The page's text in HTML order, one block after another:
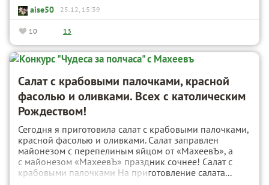
aise50 25.12, 15:39
10 13
Салат с крабовыми палочками, красной
фасолью и оливками. Всех с католическим
Рождеством!
Сегодня я приготовила салат с крабовыми палочками,
красной фасолью и оливками. Салат заправлен
майонезом с перепелиным яйцом от «МахеевЪ», а
с майонезом «МахеевЪ» праздник сочнее! Салат с
крабовыми палочками На приготовление салата...